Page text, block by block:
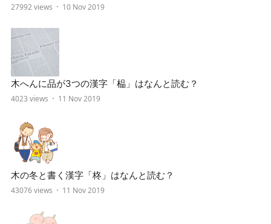
27992 views 10 Nov 2019
木へんに品が3つの漢字「榀」はなんと読む？
4023 views 11 Nov 2019
木の冬と書く漢字「柊」はなんと読む？
43076 views 11 Nov 2019